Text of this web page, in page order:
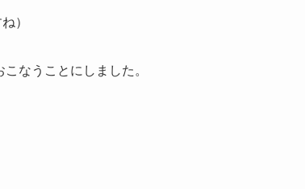
）
なうことにしました。